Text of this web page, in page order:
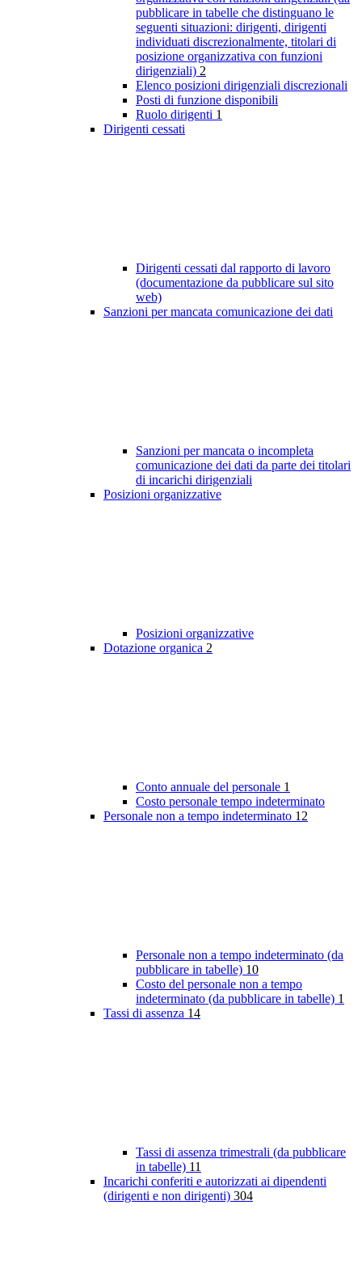
pubblicare in tabelle che distinguano le
seguenti situazioni: dirigenti, dirigenti
individuati discrezionalmente, titolari di
posizione organizzativa con funzioni
dirigenziali) 2
Elenco posizioni dirigenziali discrezionali
Posti di funzione disponibili
Ruolo dirigenti 1
Dirigenti cessati
Dirigenti cessati dal rapporto di lavoro
(documentazione da pubblicare sul sito
web)
Sanzioni per mancata comunicazione dei dati
Sanzioni per mancata o incompleta
comunicazione dei dati da parte dei titolari
di incarichi dirigenziali
Posizioni organizzative
Posizioni organizzative
Dotazione organica 2
Conto annuale del personale 1
Costo personale tempo indeterminato
Personale non a tempo indeterminato 12
Personale non a tempo indeterminato (da
pubblicare in tabelle) 10
Costo del personale non a tempo
indeterminato (da pubblicare in tabelle) 1
Tassi di assenza 14
Tassi di assenza trimestrali (da pubblicare
in tabelle) 11
Incarichi conferiti e autorizzati ai dipendenti
(dirigenti e non dirigenti) 304